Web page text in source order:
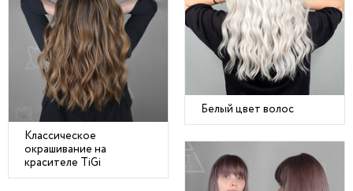
Белый цвет волос
Классическое
окрашивание на
красителе TiGi